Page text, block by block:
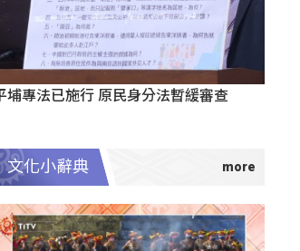
埔專法已施行 原民身分法暫緩審查
文化小辭典